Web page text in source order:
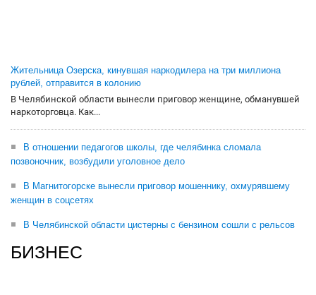
Жительница Озерска, кинувшая наркодилера на три миллиона
рублей, отправится в колонию
В Челябинской области вынесли приговор женщине, обманувшей
наркоторговца. Как...
В отношении педагогов школы, где челябинка сломала
позвоночник, возбудили уголовное дело
В Магнитогорске вынесли приговор мошеннику, охмурявшему
женщин в соцсетях
В Челябинской области цистерны с бензином сошли с рельсов
БИЗНЕС